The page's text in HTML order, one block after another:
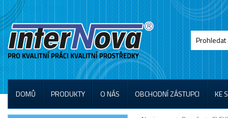
DOMŮ PRODUKTY O NÁS OBCHODNÍ ZÁSTUPCI KE